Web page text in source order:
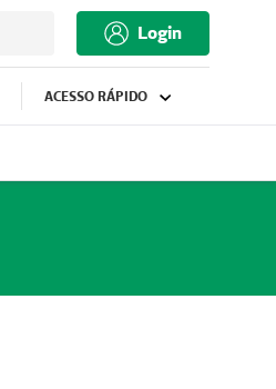
Login
ACESSO RÁPIDO